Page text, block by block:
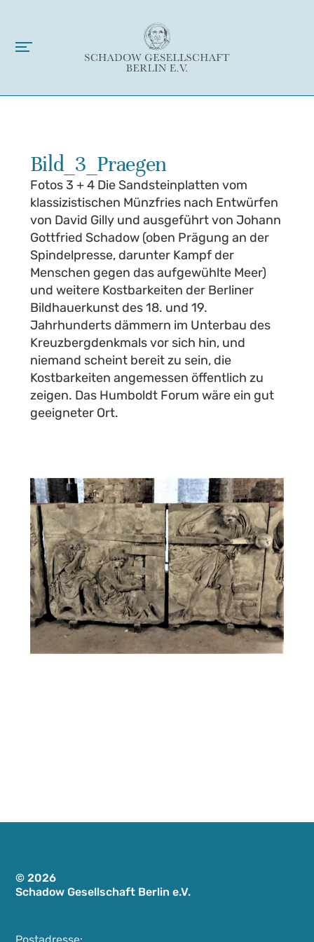
Bild_3_Praegen
Fotos 3 + 4 Die Sandsteinplatten vom
klassizistischen Münzfries nach Entwürfen
von David Gilly und ausgeführt von Johann
Gottfried Schadow (oben Prägung an der
Spindelpresse, darunter Kampf der
Menschen gegen das aufgewühlte Meer)
und weitere Kostbarkeiten der Berliner
Bildhauerkunst des 18. und 19.
Jahrhunderts dämmern im Unterbau des
Kreuzbergdenkmals vor sich hin, und
niemand scheint bereit zu sein, die
Kostbarkeiten angemessen öffentlich zu
zeigen. Das Humboldt Forum wäre ein gut
geeigneter Ort.
© 2026
Schadow Gesellschaft Berlin e.V.
Postadresse: